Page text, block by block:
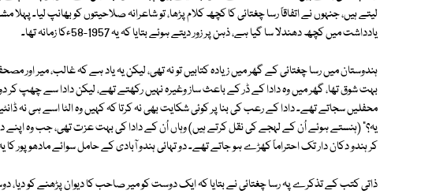
لیتے ہیں، جنہوں نے اتفاقاً رسا چغتائی کا کچھ کلام پڑھا، تو شاعرانہ صلاحیتوں کو بھانپ لیا۔
یادداشت میں کچھ دھندلا سا گیا ہے، ذہن پر زور دیتے ہوئے بتایا کہ یہ 1957-58ءکا زمانہ تھا۔
ہندوستان میں رسا چغتائی کے گھر میں زیادہ کتابیں تو نہ تھی، لیکن یہ یاد ہے کہ غالب، میر اور
بہت شوق تھا، گھر میں وہ دادا کے ڈر کے باعث ساز وغیرہ نہیں رکھتے تھے، لیکن دادا سے چھپ
محفلیں سجاتے تھے۔ دادا کے رعب کی بنا پر کوئی شکایت بھی نہ کرتا کہ کہیں وہ الٹا اسے ہی نہ
یہ؟" (ہنستے ہوئے اُن کے لہجے کی نقل کرتے ہیں) وہاں اُن کے دادا کی بہت عزت تھی، جب وہ اپنے
کر ہندو دکان دار تک احتراماً کھڑے ہو جاتے تھے۔ دو تہائی ہندو آبادی کے حامل سوائے مادھوپور کا
ذاتی کتب کے تذکرے پہ رسا چغتائی نے بتایا کہ ایک دوست کو میر صاحب کا دیوان پڑھنے کو دیا،